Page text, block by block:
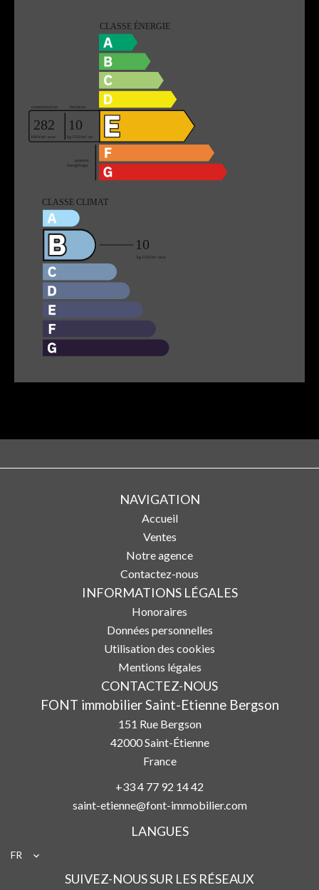
NAVIGATION
Accueil
Ventes
Notre agence
Contactez-nous
INFORMATIONS LÉGALES
Honoraires
Données personnelles
Utilisation des cookies
Mentions légales
CONTACTEZ-NOUS
FONT immobilier Saint-Etienne Bergson
151 Rue Bergson
42000Saint-Étienne
France
+33 4 77 92 14 42
saint-etienne@font-immobilier.com
LANGUES
FR
SUIVEZ-NOUS SUR LES RÉSEAUX